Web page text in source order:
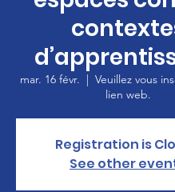
mar. 16 févr.
  |
Veuillez vous
lien web.
Registration is
See other